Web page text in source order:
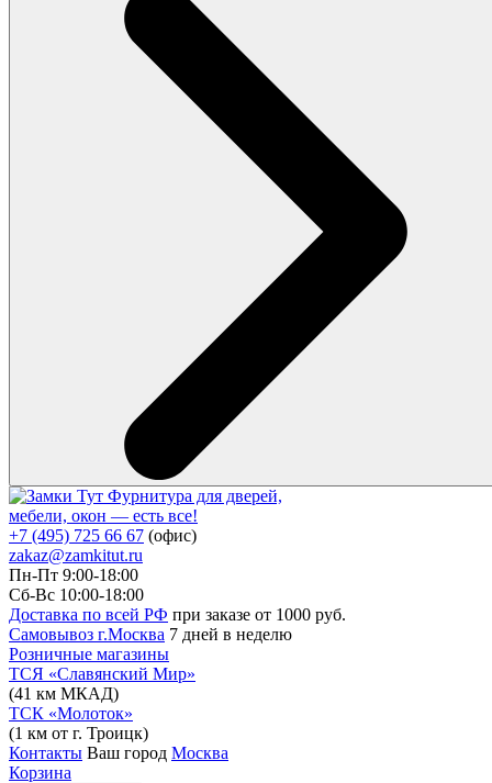
Фурнитура для дверей,
мебели, окон — есть все!
+7 (495) 725 66 67 (офис)
zakaz@zamkitut.ru
Пн-Пт 9:00-18:00
Сб-Вс 10:00-18:00
Доставка по всей РФ при заказе от 1000 руб.
Самовывоз г.Москва 7 дней в неделю
Розничные магазины
ТСЯ «Славянский Мир»
(41 км МКАД)
ТСК «Молоток»
(1 км от г. Троицк)
Контакты Ваш город Москва
Корзина